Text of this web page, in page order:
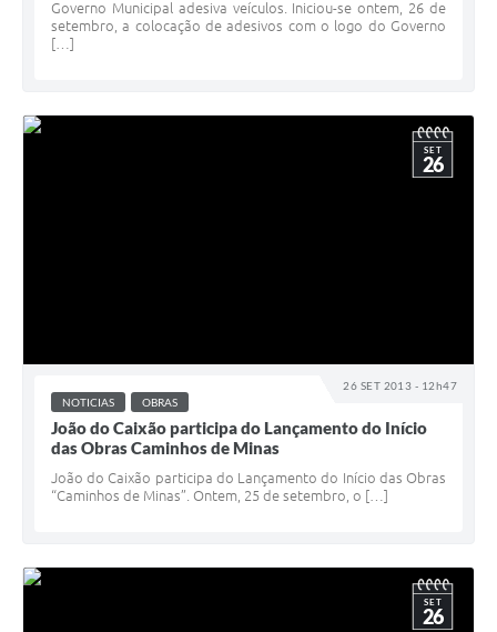
Governo Municipal adesiva veículos. Iniciou-se ontem, 26 de
setembro, a colocação de adesivos com o logo do Governo
[…]
26 SET 2013 - 12h47
SET
26
NOTICIAS OBRAS
João do Caixão participa do Lançamento do Início
das Obras Caminhos de Minas
João do Caixão participa do Lançamento do Início das Obras
“Caminhos de Minas”. Ontem, 25 de setembro, o […]
SET
26